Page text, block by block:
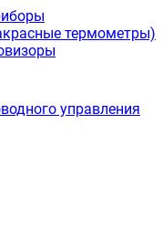
термометры)
управления